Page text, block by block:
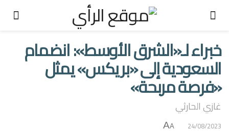
خبراء لـ«الشرق الأوسط»: انضمام
السعودية إلى «بريكس» يمثل
«فرصة مربحة»
غازي الحارثي
24/08/2023
A
A